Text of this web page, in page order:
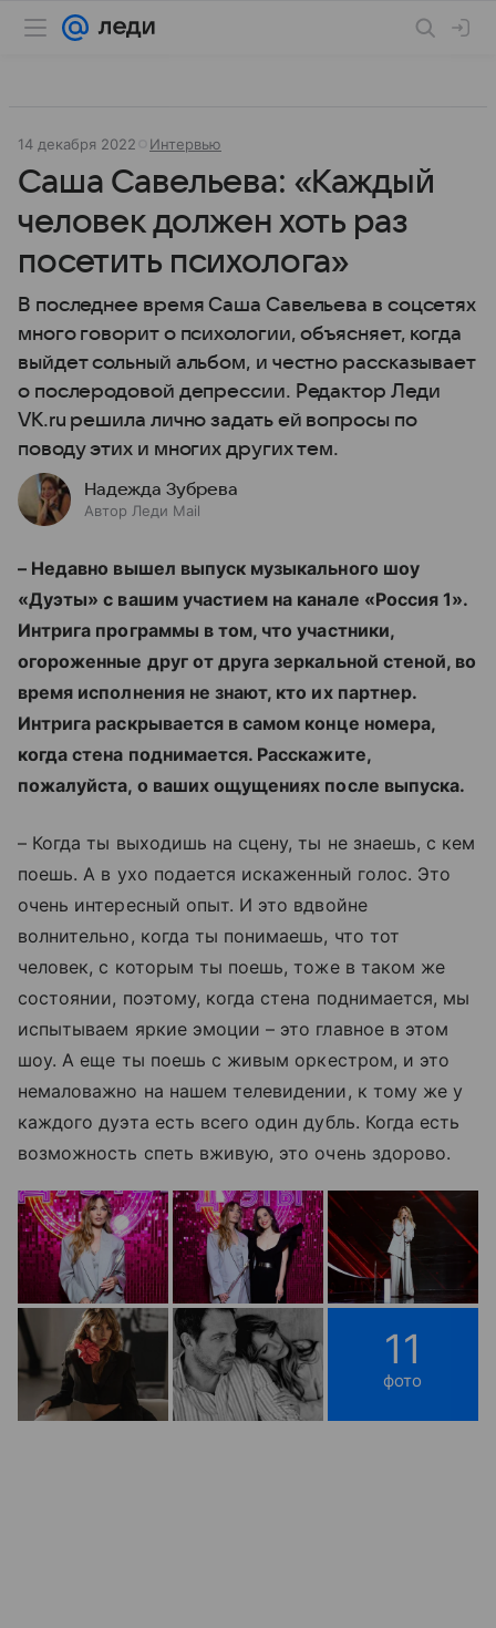
14 декабря 2022 Интервью
Саша Савельева: «Каждый
человек должен хоть раз
посетить психолога»
В последнее время Саша Савельева в соцсетях
много говорит о психологии, объясняет, когда
выйдет сольный альбом, и честно рассказывает
о послеродовой депрессии. Редактор Леди
VK.ru решила лично задать ей вопросы по
поводу этих и многих других тем.
Надежда Зубрева
Автор Леди Mail
– Недавно вышел выпуск музыкального шоу
«Дуэты» с вашим участием на канале «Россия 1».
Интрига программы в том, что участники,
огороженные друг от друга зеркальной стеной, во
время исполнения не знают, кто их партнер.
Интрига раскрывается в самом конце номера,
когда стена поднимается. Расскажите,
пожалуйста, о ваших ощущениях после выпуска.
– Когда ты выходишь на сцену, ты не знаешь, с кем
поешь.А в ухо подается искаженный голос. Это
очень интересный опыт. И это вдвойне
волнительно, когда ты понимаешь, что тот
человек, с которым ты поешь, тоже в таком же
состоянии, поэтому, когда стена поднимается, мы
испытываем яркие эмоции – это главное в этом
шоу. А еще ты поешь с живым оркестром, и это
немаловажно на нашем телевидении, к тому же у
каждого дуэта есть всего один дубль. Когда есть
возможность спеть вживую, это очень здорово.
11
фото